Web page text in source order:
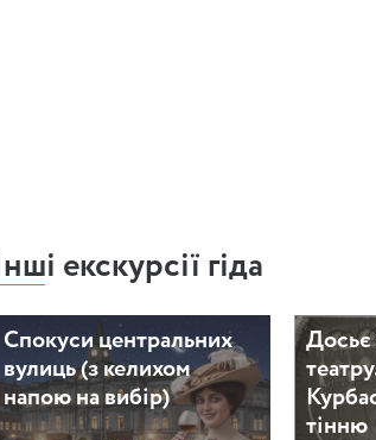
Інші екскурсії гіда
Спокуси центральних
вулиць (з келихом
напою на вибір)
Досьє
тінню